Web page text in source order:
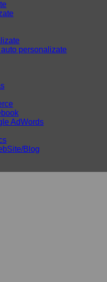
personalizate
AdWords
Blog